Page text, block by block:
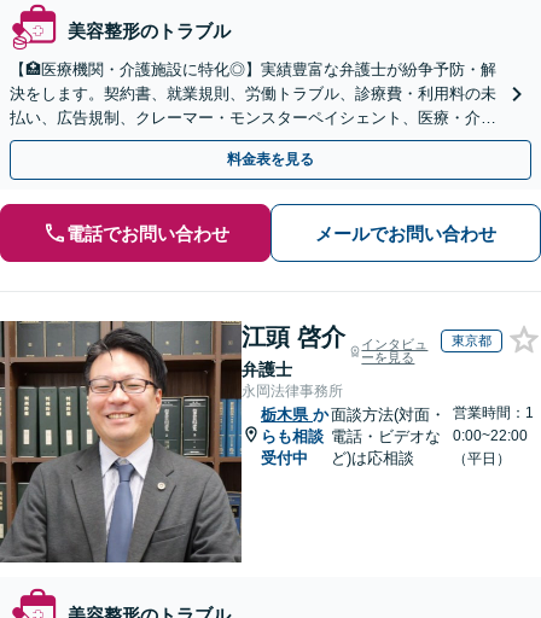
美容整形のトラブル
【🏥医療機関・介護施設に特化◎】実績豊富な弁護士が紛争予防・解
決をします。契約書、就業規則、労働トラブル、診療費・利用料の未
払い、広告規制、クレーマー・モンスターペイシェント、医療・介護
事故などに対応【顧問契約あり】
料金表を見る
電話でお問い合わせ メールでお問い合わせ
江頭 啓介
弁護士
インタビュ
ーを見る
東京都
永岡法律事務所
栃木県 か
らも相談
受付中
面談方法(対面・
電話・ビデオな
ど)は応相談
営業時間：1
0:00~22:00
（平日）